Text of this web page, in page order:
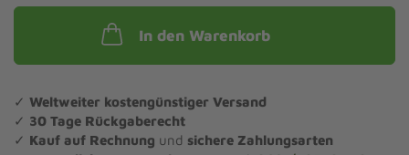
In den Warenkorb
✓ Weltweiter kostengünstiger Versand
✓ 30 Tage Rückgaberecht
✓ Kauf auf Rechnung und sichere Zahlungsarten